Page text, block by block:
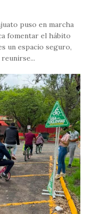
puso en marcha
fomentar el hábito
un espacio seguro,